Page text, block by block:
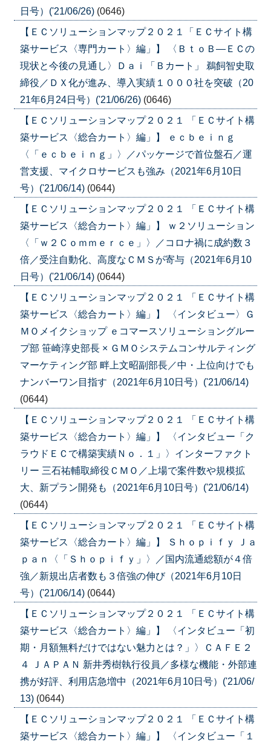
日号）('21/06/26) (0646)
【ＥＣソリューションマップ２０２１「ＥＣサイト構
築サービス〈専門カート〉編」】 〈ＢｔｏＢ―ＥＣの
現状と今後の見通し〉Ｄａｉ「Ｂカート」 鵜飼智史取
締役／ＤＸ化が進み、導入実績１０００社を突破（20
21年6月24日号）('21/06/26) (0646)
【ＥＣソリューションマップ２０２１ 「ＥＣサイト構
築サービス〈総合カート〉編」】 ｅｃｂｅｉｎｇ
〈「ｅｃｂｅｉｎｇ」〉／パッケージで首位盤石／運
営支援、マイクロサービスも強み（2021年6月10日
号）('21/06/14) (0644)
【ＥＣソリューションマップ２０２１ 「ＥＣサイト構
築サービス〈総合カート〉編」】 ｗ２ソリューション
〈「ｗ２Ｃｏｍｍｅｒｃｅ」〉／コロナ禍に成約数３
倍／受注自動化、高度なＣＭＳが寄与（2021年6月10
日号）('21/06/14) (0644)
【ＥＣソリューションマップ２０２１ 「ＥＣサイト構
築サービス〈総合カート〉編」】 〈インタビュー〉Ｇ
ＭＯメイクショップ ｅコマースソリューショングルー
プ部 笹崎淳史部長 × ＧＭＯシステムコンサルティング
マーケティング部 畔上文昭副部長／中・上位向けでも
ナンバーワン目指す（2021年6月10日号）('21/06/14)
(0644)
【ＥＣソリューションマップ２０２１ 「ＥＣサイト構
築サービス〈総合カート〉編」】 〈インタビュー「ク
ラウドＥＣで構築実績Ｎｏ．１」〉インターファクト
リー 三石祐輔取締役ＣＭＯ／上場で案件数や規模拡
大、新プラン開発も（2021年6月10日号）('21/06/14)
(0644)
【ＥＣソリューションマップ２０２１ 「ＥＣサイト構
築サービス〈総合カート〉編」】 Ｓｈｏｐｉｆｙ Ｊａ
ｐａｎ〈「Ｓｈｏｐｉｆｙ」〉／国内流通総額が４倍
強／新規出店者数も３倍強の伸び（2021年6月10日
号）('21/06/14) (0644)
【ＥＣソリューションマップ２０２１ 「ＥＣサイト構
築サービス〈総合カート〉編」】 〈インタビュー「初
期・月額無料だけではない魅力とは？」〉ＣＡＦＥ２
４ ＪＡＰＡＮ 新井秀樹執行役員／多様な機能・外部連
携が好評、利用店急増中（2021年6月10日号）('21/06/
13) (0644)
【ＥＣソリューションマップ２０２１ 「ＥＣサイト構
築サービス〈総合カート〉編」】 〈インタビュー「１